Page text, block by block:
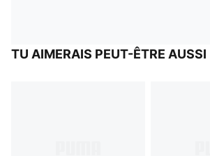
TU AIMERAIS PEUT-ÊTRE AUSSI